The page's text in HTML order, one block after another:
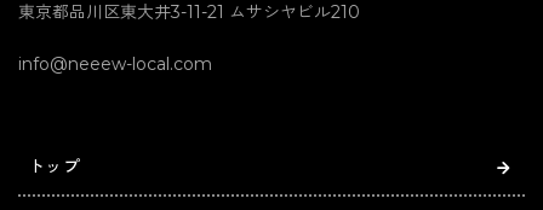
東京都品川区東大井3-11-21 ムサシヤビル210
info@neeew-local.com
トップ